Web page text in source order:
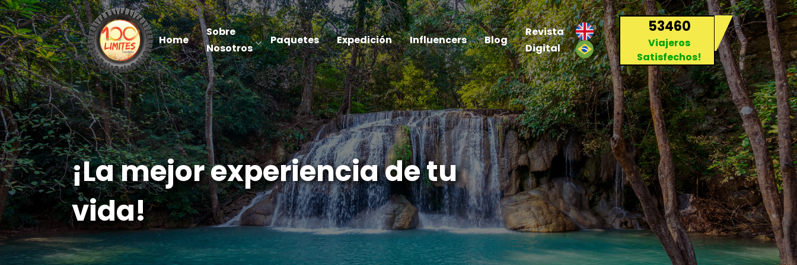
Home
Sobre
Nosotros
Paquetes Expedición Influencers Blog
Revista
Digital
53460
Viajeros
Satisfechos!
¡La mejor experiencia de tu
vida!